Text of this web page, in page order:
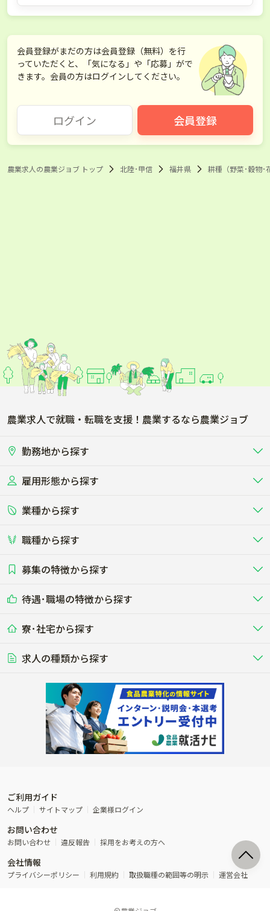
会員登録がまだの方は会員登録（無料）を行
っていただくと、「気になる」や「応募」がで
きます。会員の方はログインしてください。
ログイン 会員登録
農業求人の農業ジョブ トップ 北陸･甲信 福井県 耕種（野菜･穀物･
農業求人で就職・転職を支援！農業するなら農業ジョブ
勤務地から探す
北海道
関東
東海
雇用形態から探す
正社員 バイト・アルバイト・パート
短期アルバイト
その他（独立・副業など）
業種から探す
畜産（酪農･肉牛･養豚･養鶏など）
酪農
する牧場
養豚
る養豚場
レースで活躍する馬の手入れや子馬
その他畜産
その他動物の畜産業（羊、ウズラな
ど）
畑・圃場で野菜・穀物を生産 ビニールハウスで多様な野菜の生産
稲作
ビニールハウスで観賞用植物の栽
植物工場
環境制御された工場で野菜の生産管
理
農業資材･肥料
農場設備・肥料・飼料の生産・流
農業用の機械・機材の開発・販
流通･商社
農産物・農産品の物流・卸し・輸出
入
製造･加工･販売 福祉
その他農業関連企業
ネス
その他業種
木材の植林・伐採・加工、または
漁業･養殖
魚介類の採捕・養殖、または水産加
工場
職種から探す
農場･牧場･現場職
専門職（獣医師･人工授精師･
研究･開発 WEB･IT
その他職種
募集の特徴から探す
未経験歓迎
学歴不問
50代採用実績あり
AT免許OK
内定まで最短1週間 管理者･幹部採用
待遇･職場の特徴から探す
社会保険完備
食事補助あり
年間休日100日以上
経験者優遇 独立支援可能
寮･社宅から探す
単身寮あり
寮･社宅相談可
求人の種類から探す
転職おまかせ求人
ご利用ガイド
ヘルプ サイトマップ 企業様ログイン
お問い合わせ
お問い合わせ 違反報告 採用をお考えの方へ
会社情報
プライバシーポリシー 利用規約 取扱職種の範囲等の明示 運営会社